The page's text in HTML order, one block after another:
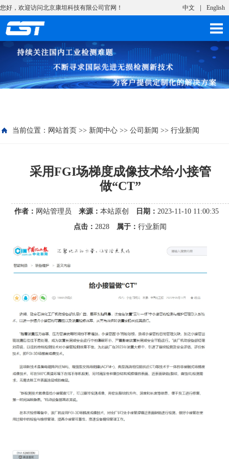
您好，欢迎访问北京康坦科技有限公司官网！ 中文 English
当前位置： 网站首页 >> 新闻中心 >> 公司新闻 >> 行业新闻
采用FGI场梯度成像技术给小接管
做“CT”
作者： 网站管理员来源：本站原创 日期：2023-11-10 11:00:35
点击：2828 属于：行业新闻